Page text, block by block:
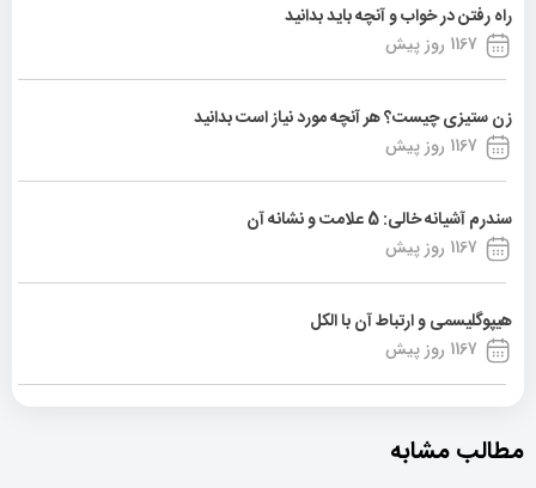
راه رفتن در خواب و آنچه باید بدانید
1167 روز پیش
زن ستیزی چیست؟ هر آنچه مورد نیاز است بدانید
1167 روز پیش
سندرم آشیانه خالی: 5 علامت و نشانه آن
1167 روز پیش
هیپوگلیسمی و ارتباط آن با الکل
1167 روز پیش
مطالب مشابه